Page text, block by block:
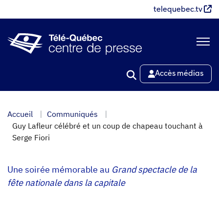
au
principal
telequebec.tv
Accès médias
Accueil
Communiqués
Guy Lafleur célébré et un coup de chapeau touchant à
Serge Fiori
Une soirée mémorable au Grand spectacle de la
fête nationale dans la capitale